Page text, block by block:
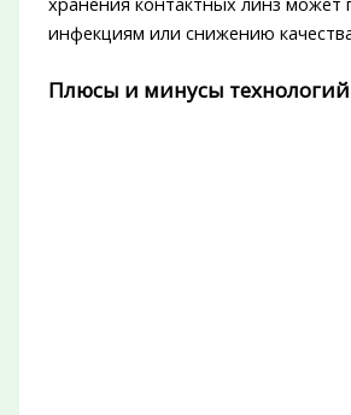
инфекциям или снижению
Плюсы и минусы технологий